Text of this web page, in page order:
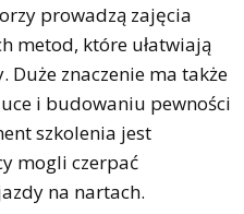
prowadzą zajęcia
metod, które ułatwiają
znaczenie ma także
i budowaniu pewności
szkolenia jest
mogli czerpać
na nartach.